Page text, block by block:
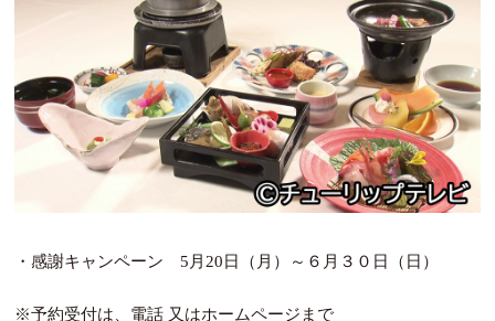
・感謝キャンペーン 5月20日（月）～６月３０日（日）
※予約受付は、電話 又はホームページまで